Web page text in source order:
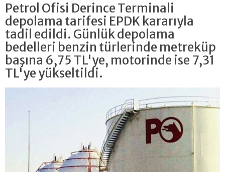
Petrol Ofisi Derince Terminali
depolama tarifesi EPDK kararıyla
tadil edildi. Günlük depolama
bedelleri benzin türlerinde metreküp
başına 6,75 TL'ye, motorinde ise 7,31
TL'ye yükseltildi.